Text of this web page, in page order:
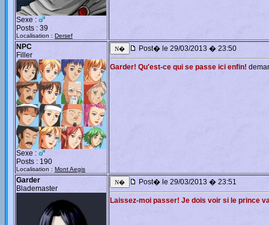
Sexe :
Posts : 39
Localisation : Dersef
NPC
Filler
Sexe :
Posts : 190
Localisation : Mont Aegis
Post� le 29/03/2013 � 23:50
Garder! Qu'est-ce qui se passe ici enfin!
Garder
Blademaster
Post� le 29/03/2013 � 23:51
Laissez-moi passer! Je dois voir si le prince